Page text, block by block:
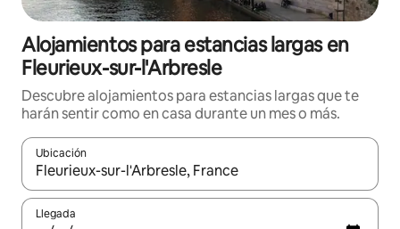
Alojamientos para estancias largas en
Fleurieux-sur-l'Arbresle
Descubre alojamientos para estancias largas que te
harán sentir como en casa durante un mes o más.
Ubicación
Cuando los resultados estén disponibles, podrás navegar
Llegada